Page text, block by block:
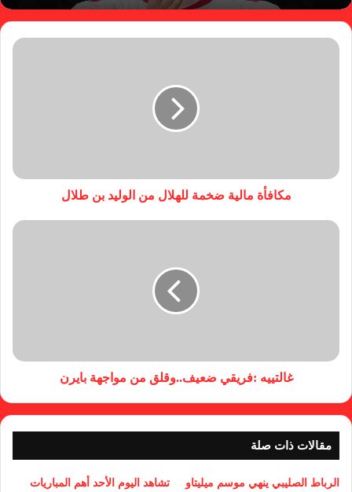
مكافأة مالية ضخمة للهلال من الوليد بن طلال
غالتييه :فريقي ضعيف..وقلق من مواجهة بايرن
مقالات ذات صلة
الرباط الصليبي ينهي موسم ميليتاو تشاهد اليوم الأحد أهم المباريات